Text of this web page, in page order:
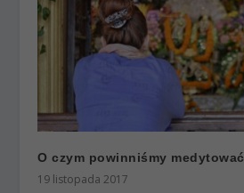
O czym powinniśmy medytować
19 listopada 2017